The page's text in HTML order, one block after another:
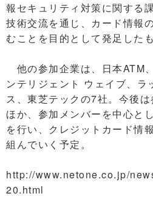
報セキュリティ対策に関する
技術交流を通じ、カード情報
むことを目的として発足したも
他の参加企業は、日本ATM
ンテリジェント ウェイブ、ラ
ス、東芝テックの7社。今後
ほか、参加メンバーを中心と
を行い、クレジットカード情
組んでいく予定。
http://www.netone.co.jp/
20.html